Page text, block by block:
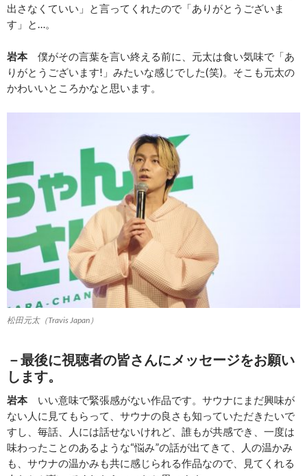
出さなくていい」と言ってくれたので「ありがとうございま
す」と…。
岩本僕がその言葉を言い終える前に、元太は食い気味で「あ
りがとうございます!」みたいな感じでした(笑)。そこも元太の
かわいいところかなと思います。
松田元太（Travis Japan）
－最後に視聴者の皆さんにメッセージをお願い
します。
岩本いい意味で緊張感がない作品です。サウナにまだ興味が
ない人に見てもらって、サウナの良さも知っていただきたいで
すし、毎話、人には話せないけれど、誰もが共感でき、一度は
味わったことのあるような“悩み”の話が出てきて、人の温かみ
も、サウナの温かみも共に感じられる作品なので、見てくれる